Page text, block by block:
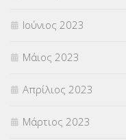
Ιούνιος 2023
Μάιος 2023
Απρίλιος 2023
Μάρτιος 2023